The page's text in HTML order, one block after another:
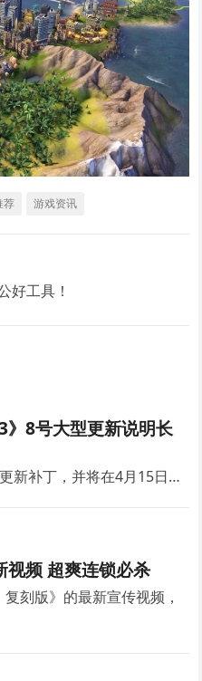
荐 游戏资讯
好工具！
》8号大型更新说明长
新补丁，并将在4月15日…
视频 超爽连锁必杀
刻版》的最新宣传视频，